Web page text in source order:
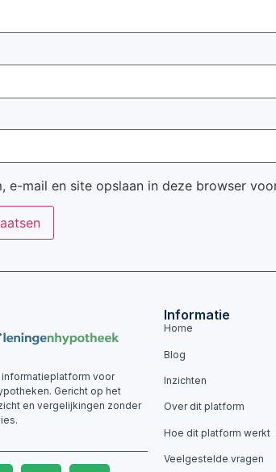
e-mail en site opslaan in deze browser
informatieplatform voor
Gericht op het
en vergelijkingen zonder
Informatie
Home
Blog
Inzichten
Over dit platform
Hoe dit platform werkt
Veelgestelde vragen